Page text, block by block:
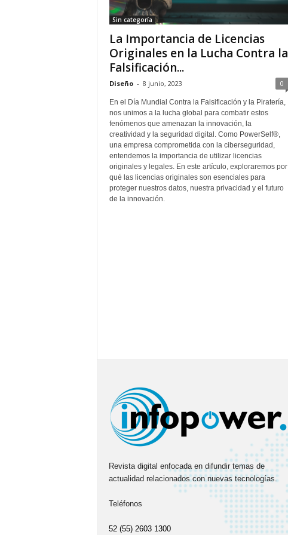
Sin categoría
La Importancia de Licencias
Originales en la Lucha Contra la
Falsificación...
Diseño - 8 junio, 2023 0
En el Día Mundial Contra la Falsificación y la Piratería,
nos unimos a la lucha global para combatir estos
fenómenos que amenazan la innovación, la
creatividad y la seguridad digital. Como PowerSelf®,
una empresa comprometida con la ciberseguridad,
entendemos la importancia de utilizar licencias
originales y legales. En este artículo, exploraremos por
qué las licencias originales son esenciales para
proteger nuestros datos, nuestra privacidad y el futuro
de la innovación.
Revista digital enfocada en difundir temas de
actualidad relacionados con nuevas tecnologías.
Teléfonos
52 (55) 2603 1300